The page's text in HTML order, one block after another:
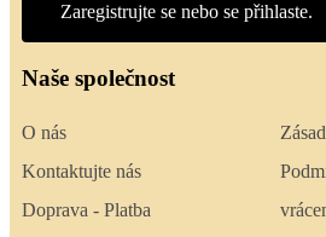
Zaregistrujte se nebo se přihlaste.
Naše společnost
O nás
Kontaktujte nás
Doprava - Platba